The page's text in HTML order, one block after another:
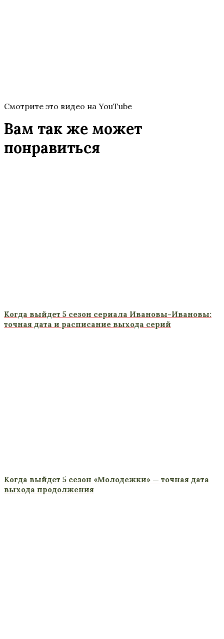
Смотрите это видео на YouTube
Вам так же может
понравиться
Когда выйдет 5 сезон сериала Ивановы-Ивановы:
точная дата и расписание выхода серий
Когда выйдет 5 сезон «Молодежки» — точная дата
выхода продолжения